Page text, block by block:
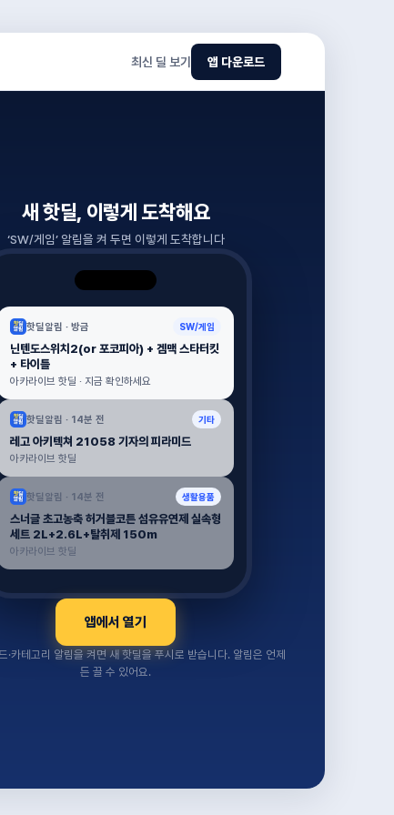
최신 딜 보기 앱 다운로드
새 핫딜, 이렇게 도착해요
‘SW/게임’ 알림을 켜 두면 이렇게 도착합니다
핫딜알림 · 방금 SW/게임
닌텐도스위치2(or 포코피아) + 겜맥 스타터킷
+ 타이틀
아카라이브 핫딜 · 지금 확인하세요
핫딜알림 · 14분 전 기타
레고 아키텍쳐 21058 기자의 피라미드
아카라이브 핫딜
핫딜알림 · 14분 전 생활용품
스너글 초고농축 허거블코튼 섬유유연제 실속형
세트 2L+2.6L+탈취제 150m
아카라이브 핫딜
앱에서 열기
·카테고리 알림을 켜면 새 핫딜을 푸시로 받습니다. 알림은 언제
든 끌 수 있어요.